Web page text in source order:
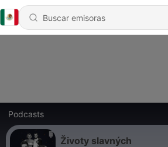
Podcasts
Životy slavných